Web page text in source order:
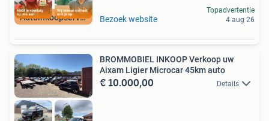
Autoinkoopservice Bezoek website
Topadvertentie
4 aug 26
BROMMOBIEL INKOOP Verkoop uw
Aixam Ligier Microcar 45km auto
€ 10.000,00 Details